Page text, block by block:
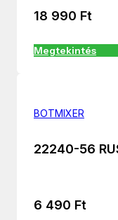
18 990 Ft
Megtekintés
BOTMIXER
22240-56
6 490 Ft